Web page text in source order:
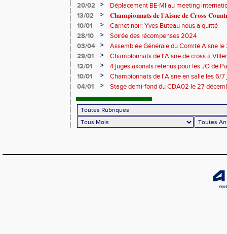
20/02
>
Déplacement BE-MI au meeting
13/02
>
𝐂𝐡𝐚𝐦𝐩𝐢𝐨𝐧𝐧𝐚𝐭𝐬 𝐝𝐞 𝐥’𝐀𝐢𝐬𝐧𝐞 𝐝𝐞 𝐂𝐫𝐨𝐬𝐬-
10/01
>
Carnet noir: Yves Buteau nous a quitté
28/10
>
Soirée des récompenses 2024
03/04
>
Assemblée Générale du Comité Aisne
29/01
>
Championnats de l'Aisne de cross à
2024
12/01 >
4 juges axonais retenus pour les JO de
10/01
>
Championnats de l'Aisne en salle les 6/
04/01
> Stage demi-fond du CDA02 le 27